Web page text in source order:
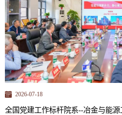
2026-07-18
全国党建工作标杆院系--冶金与能